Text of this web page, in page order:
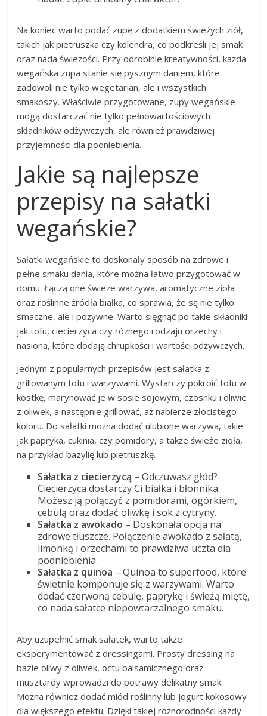
Na koniec warto podać zupę z dodatkiem świeżych ziół,
takich jak pietruszka czy kolendra, co podkreśli jej smak
oraz nada świeżości. Przy odrobinie kreatywności, każda
wegańska zupa stanie się pysznym daniem, które
zadowoli nie tylko wegetarian, ale i wszystkich
smakoszy. Właściwie przygotowane, zupy wegańskie
mogą dostarczać nie tylko pełnowartościowych
składników odżywczych, ale również prawdziwej
przyjemności dla podniebienia.
Jakie są najlepsze
przepisy na sałatki
wegańskie?
Sałatki wegańskie to doskonały sposób na zdrowe i
pełne smaku dania, które można łatwo przygotować w
domu. Łączą one świeże warzywa, aromatyczne zioła
oraz roślinne źródła białka, co sprawia, że są nie tylko
smaczne, ale i pożywne. Warto sięgnąć po takie składniki
jak tofu, ciecierzyca czy różnego rodzaju orzechy i
nasiona, które dodają chrupkości i wartości odżywczych.
Jednym z popularnych przepisów jest sałatka z
grillowanym tofu i warzywami. Wystarczy pokroić tofu w
kostkę, marynować je w sosie sojowym, czosnku i oliwie
z oliwek, a następnie grillować, aż nabierze złocistego
koloru. Do sałatki można dodać ulubione warzywa, takie
jak papryka, cukinia, czy pomidory, a także świeże zioła,
na przykład bazylię lub pietruszkę.
Sałatka z ciecierzycą – Odczuwasz głód?
Ciecierzyca dostarczy Ci białka i błonnika.
Możesz ją połączyć z pomidorami, ogórkiem,
cebulą oraz dodać oliwkę i sok z cytryny.
Sałatka z awokado – Doskonała opcja na
zdrowe tłuszcze. Połączenie awokado z sałatą,
limonką i orzechami to prawdziwa uczta dla
podniebienia.
Sałatka z quinoa – Quinoa to superfood, które
świetnie komponuje się z warzywami. Warto
dodać czerwoną cebulę, paprykę i świeżą miętę,
co nada sałatce niepowtarzalnego smaku.
Aby uzupełnić smak sałatek, warto także
eksperymentować z dressingami. Prosty dressing na
bazie oliwy z oliwek, octu balsamicznego oraz
musztardy wprowadzi do potrawy delikatny smak.
Można również dodać miód roślinny lub jogurt kokosowy
dla większego efektu. Dzięki takiej różnorodności każdy